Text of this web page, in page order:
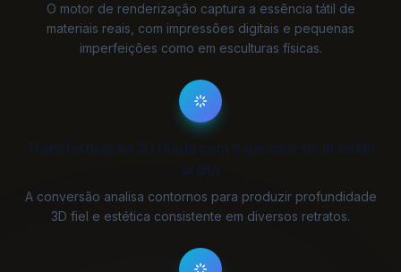
O motor de renderização captura a essência tátil de
materiais reais, com impressões digitais e pequenas
imperfeições como em esculturas físicas.
Transformação 3D fluida com o gerador de IA estilo
argila
A conversão analisa contornos para produzir profundidade
3D fiel e estética consistente em diversos retratos.